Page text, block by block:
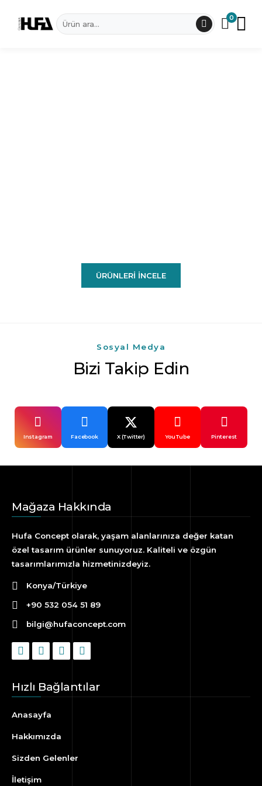
0
ÜRÜNLERI İNCELE
Sosyal Medya
Bizi Takip Edin
Instagram Facebook X (Twitter) YouTube Pinterest
Mağaza Hakkında
Hufa Concept olarak, yaşam alanlarınıza değer katan
özel tasarım ürünler sunuyoruz. Kaliteli ve özgün
tasarımlarımızla hizmetinizdeyiz.
Konya/Türkiye
+90 532 054 51 89
bilgi@hufaconcept.com
Hızlı Bağlantılar
Anasayfa
Hakkımızda
Sizden Gelenler
İletişim